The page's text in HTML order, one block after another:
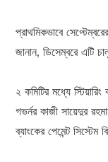
প্রাথমিকভাবে
জানান, ডিসেম্বরে এটি
২ কমিটির মধ্যে
গভর্নর কাজী সায়েদুর
ব্যাংকের পেমেন্ট